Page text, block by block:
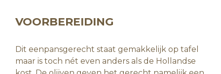
VOORBEREIDING
Dit eenpansgerecht staat gemakkelijk op tafel
maar is toch nét even anders als de Hollandse